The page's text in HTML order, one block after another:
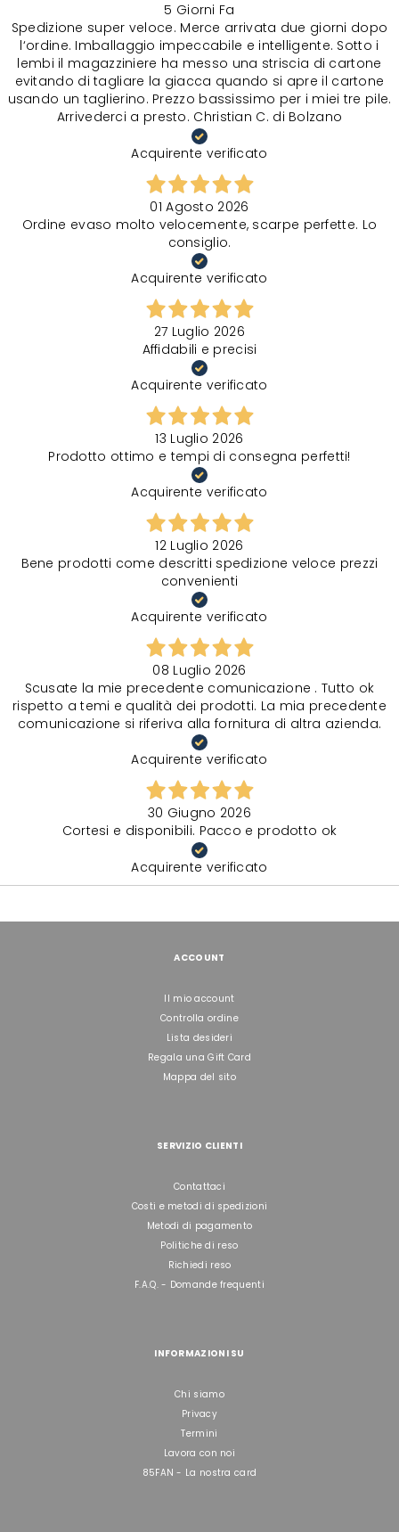
5 Giorni Fa
Spedizione super veloce. Merce arrivata due giorni dopo
l‘ordine. Imballaggio impeccabile e intelligente. Sotto i
lembi il magazziniere ha messo una striscia di cartone
evitando di tagliare la giacca quando si apre il cartone
usando un taglierino. Prezzo bassissimo per i miei tre pile.
Arrivederci a presto. Christian C. di Bolzano
Acquirente verificato
01 Agosto 2026
Ordine evaso molto velocemente, scarpe perfette. Lo
consiglio.
Acquirente verificato
27 Luglio 2026
Affidabili e precisi
Acquirente verificato
13 Luglio 2026
Prodotto ottimo e tempi di consegna perfetti!
Acquirente verificato
12 Luglio 2026
Bene prodotti come descritti spedizione veloce prezzi
convenienti
Acquirente verificato
08 Luglio 2026
Scusate la mie precedente comunicazione . Tutto ok
rispetto a temi e qualità dei prodotti. La mia precedente
comunicazione si riferiva alla fornitura di altra azienda.
Acquirente verificato
30 Giugno 2026
Cortesi e disponibili. Pacco e prodotto ok
Acquirente verificato
ACCOUNT
Il mio account
Controlla ordine
Lista desideri
Regala una Gift Card
Mappa del sito
SERVIZIO CLIENTI
Contattaci
Costi e metodi di spedizioni
Metodi di pagamento
Politiche di reso
Richiedi reso
F.A.Q. - Domande frequenti
INFORMAZIONI SU
Chi siamo
Privacy
Termini
Lavora con noi
85FAN - La nostra card